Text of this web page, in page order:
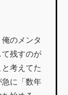
のメンタ
残すのが
考えてた
に「数年